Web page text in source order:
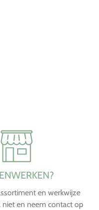
en werkwijze
niet en neem contact op